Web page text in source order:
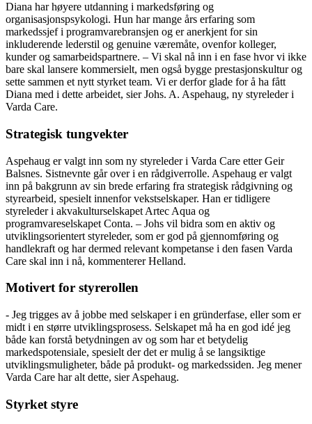
Diana har høyere utdanning i markedsføring og
organisasjonspsykologi. Hun har mange års erfaring som
markedssjef i programvarebransjen og er anerkjent for sin
inkluderende lederstil og genuine væremåte, ovenfor kolleger,
kunder og samarbeidspartnere. – Vi skal nå inn i en fase hvor vi ikke
bare skal lansere kommersielt, men også bygge prestasjonskultur og
sette sammen et nytt styrket team. Vi er derfor glade for å ha fått
Diana med i dette arbeidet, sier Johs. A. Aspehaug, ny styreleder i
Varda Care.
Strategisk tungvekter
Aspehaug er valgt inn som ny styreleder i Varda Care etter Geir
Balsnes. Sistnevnte går over i en rådgiverrolle. Aspehaug er valgt
inn på bakgrunn av sin brede erfaring fra strategisk rådgivning og
styrearbeid, spesielt innenfor vekstselskaper. Han er tidligere
styreleder i akvakulturselskapet Artec Aqua og
programvareselskapet Conta. – Johs vil bidra som en aktiv og
utviklingsorientert styreleder, som er god på gjennomføring og
handlekraft og har dermed relevant kompetanse i den fasen Varda
Care skal inn i nå, kommenterer Helland.
Motivert for styrerollen
- Jeg trigges av å jobbe med selskaper i en gründerfase, eller som er
midt i en større utviklingsprosess. Selskapet må ha en god idé jeg
både kan forstå betydningen av og som har et betydelig
markedspotensiale, spesielt der det er mulig å se langsiktige
utviklingsmuligheter, både på produkt- og markedssiden. Jeg mener
Varda Care har alt dette, sier Aspehaug.
Styrket styre